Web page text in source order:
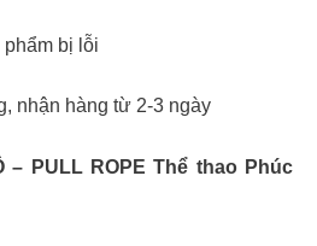
bị lỗi
nhận hàng từ 2-3 ngày
– PULL ROPE Thể thao Phúc